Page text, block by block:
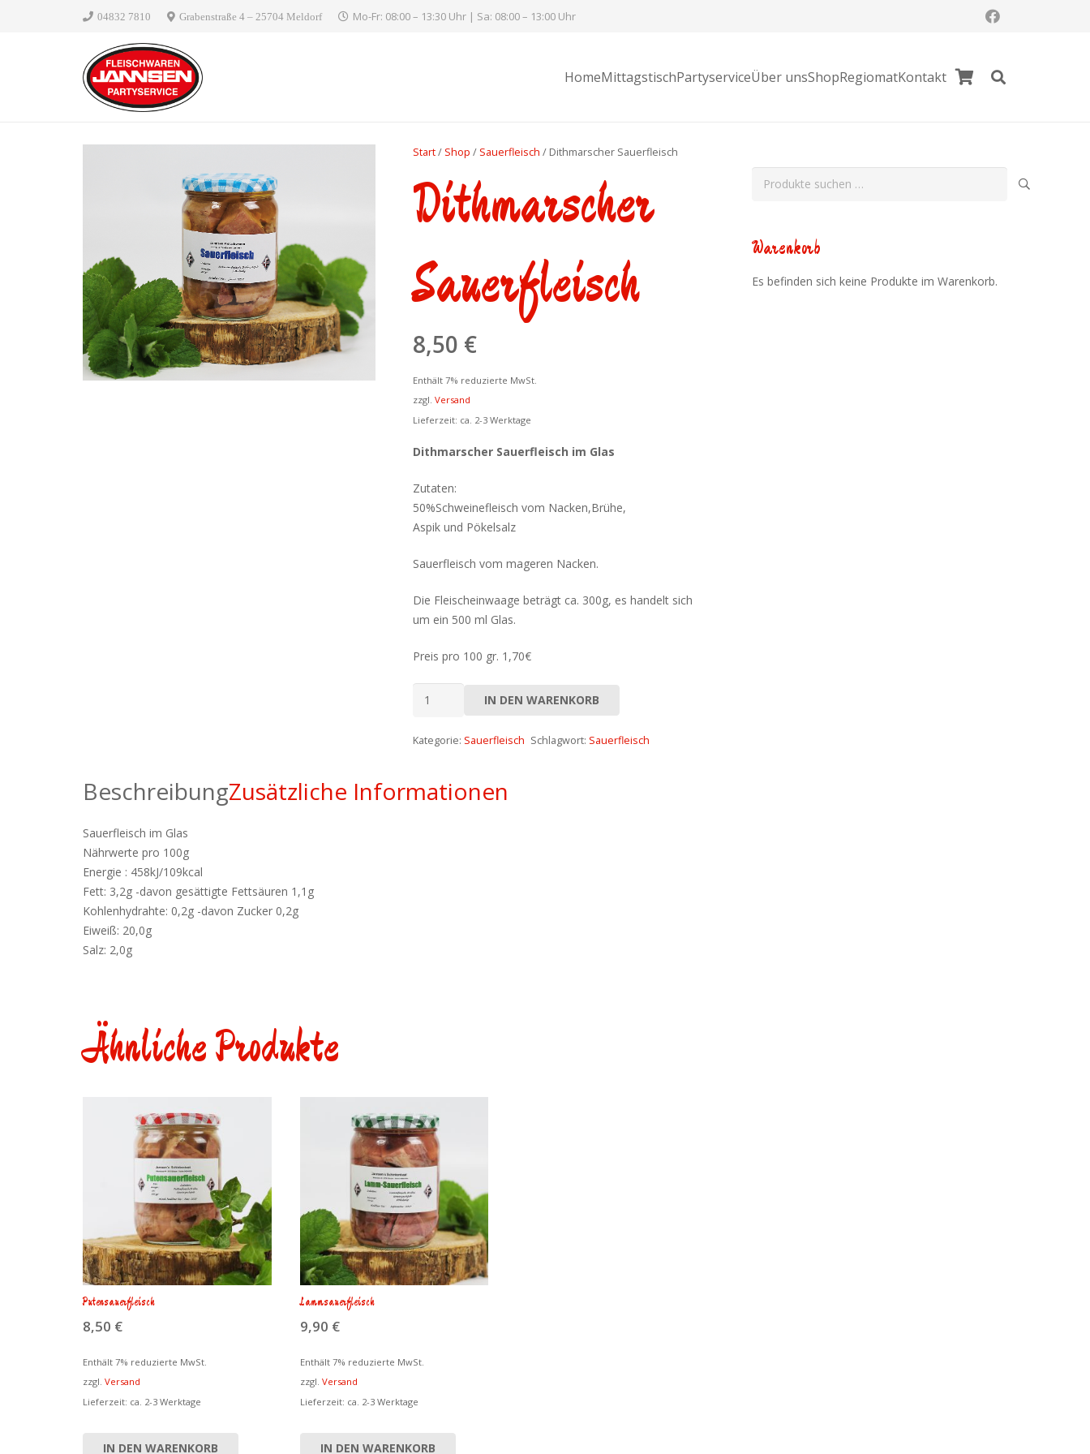
04832 7810 Grabenstraße 4 – 25704 Meldorf Mo-Fr: 08:00 – 13:30 Uhr | Sa: 08:00 – 13:00 Uhr
HomeMittagstischPartyserviceÜber unsShopRegiomatKontakt
Start/ Shop / Sauerfleisch / Dithmarscher Sauerfleisch
Dithmarscher
Sauerfleisch
8,50 €
Enthält 7% reduzierte MwSt.
zzgl. Versand
Lieferzeit: ca. 2-3 Werktage
Dithmarscher Sauerfleisch im Glas
Zutaten:
50%Schweinefleisch vom Nacken,Brühe,
Aspik und Pökelsalz
Sauerfleisch vom mageren Nacken.
Die Fleischeinwaage beträgt ca. 300g, es handelt sich
um ein 500 ml Glas.
Preis pro 100 gr. 1,70€
IN DEN WARENKORB
Kategorie: Sauerfleisch Schlagwort: Sauerfleisch
BeschreibungZusätzliche Informationen
Sauerfleisch im Glas
Nährwerte pro 100g
Energie : 458kJ/109kcal
Fett: 3,2g -davon gesättigte Fettsäuren 1,1g
Kohlenhydrahte: 0,2g -davon Zucker 0,2g
Eiweiß: 20,0g
Salz: 2,0g
Ähnliche Produkte
Putensauerfleisch
8,50 €
Enthält 7% reduzierte MwSt.
zzgl. Versand
Lieferzeit: ca. 2-3 Werktage
IN DEN WARENKORB
Lammsauerfleisch
9,90 €
Enthält 7% reduzierte MwSt.
zzgl. Versand
Lieferzeit: ca. 2-3 Werktage
IN DEN WARENKORB
Suchen
Warenkorb
Es befinden sich keine Produkte im Warenkorb.